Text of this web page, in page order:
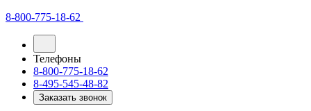
8-800-775-18-62
Телефоны
8-800-775-18-62
8-495-545-48-82
Заказать звонок